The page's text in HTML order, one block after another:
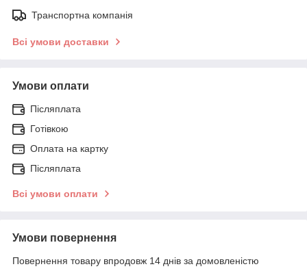
Транспортна компанія
Всі умови доставки
Умови оплати
Післяплата
Готівкою
Оплата на картку
Післяплата
Всі умови оплати
Умови повернення
Повернення товару впродовж 14 днів за домовленістю